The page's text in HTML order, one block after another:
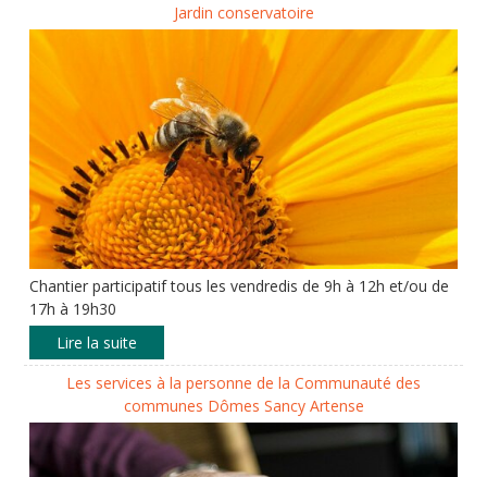
Jardin conservatoire
Chantier participatif tous les vendredis de 9h à 12h et/ou de
17h à 19h30
Les services à la personne de la Communauté des
communes Dômes Sancy Artense